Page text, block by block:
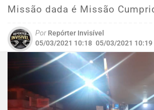
Missão dada é Missão
Por Repórter Invisível
05/03/2021 10:18 05/03/2021 10:19